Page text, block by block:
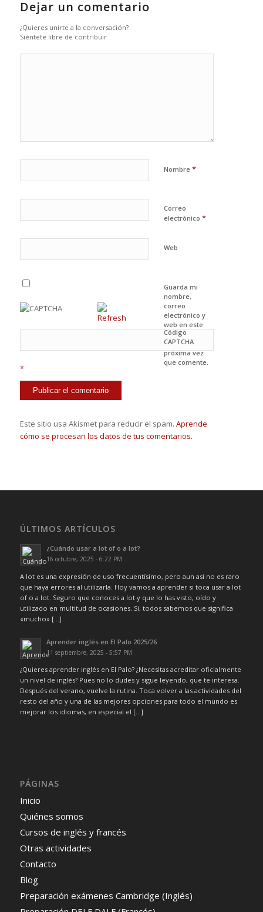
Dejar un comentario
¿Quieres unirte a la conversación?
Siéntete libre de contribuir
Nombre *
Correo
electrónico *
Web
Guarda mi
nombre,
correo
electrónico y
web en este
navegador
para la
próxima vez
que comente.
Código
CAPTCHA
*
Este sitio usa Akismet para reducir el spam. Aprende
cómo se procesan los datos de tus comentarios.
ÚLTIMOS ARTÍCULOS
¿Cuándo usar a lot of o a lot?
16 octubre, 2025 - 6:22 PM
A lot es una expresión de uso frecuentísimo, pero aun así no es raro
que haya errores al utilizarla. Hoy vamos a aprender si toca usar a lot
of o a lot. Seguro que conoces a lot y que lo has visto, oído y
utilizado en multitud de ocasiones. Sí, todos sabemos que significa
«mucho» […]
Aprender inglés en El Palo 2025/26
11 septiembre, 2025 - 5:57 PM
¿Quieres aprender inglés en El Palo? ¿Necesitas acreditar oficialmente
un nivel de inglés? Pues no lo dudes y sigue leyendo, que te interesa.
Después del verano, vuelve la rutina. Toca volver a las actividades del
resto del año y una de las mejores opciones para todo el mundo es
mejorar los idiomas, en especial el […]
PÁGINAS
Inicio
Quiénes somos
Cursos de inglés y francés
Otras actividades
Contacto
Blog
Preparación exámenes Cambridge (Inglés)